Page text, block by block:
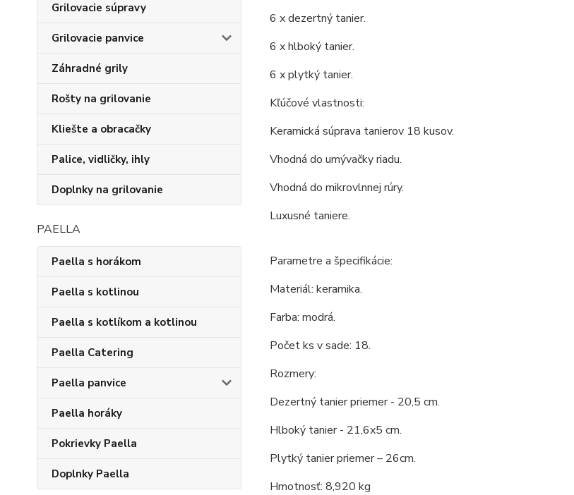
Grilovacie súpravy
Grilovacie panvice
Záhradné grily
Rošty na grilovanie
Kliešte a obracačky
Palice, vidličky, ihly
Doplnky na grilovanie
PAELLA
Paella s horákom
Paella s kotlinou
Paella s kotlíkom a kotlinou
Paella Catering
Paella panvice
Paella horáky
Pokrievky Paella
Doplnky Paella
6 x dezertný tanier.
6 x hlboký tanier.
6 x plytký tanier.
Kľúčové vlastnosti:
Keramická súprava tanierov 18 kusov.
Vhodná do umývačky riadu.
Vhodná do mikrovlnnej rúry.
Luxusné taniere.
Parametre a špecifikácie:
Materiál: keramika.
Farba: modrá.
Počet ks v sade: 18.
Rozmery:
Dezertný tanier priemer - 20,5 cm.
Hlboký tanier - 21,6x5 cm.
Plytký tanier priemer – 26cm.
Hmotnosť: 8,920 kg